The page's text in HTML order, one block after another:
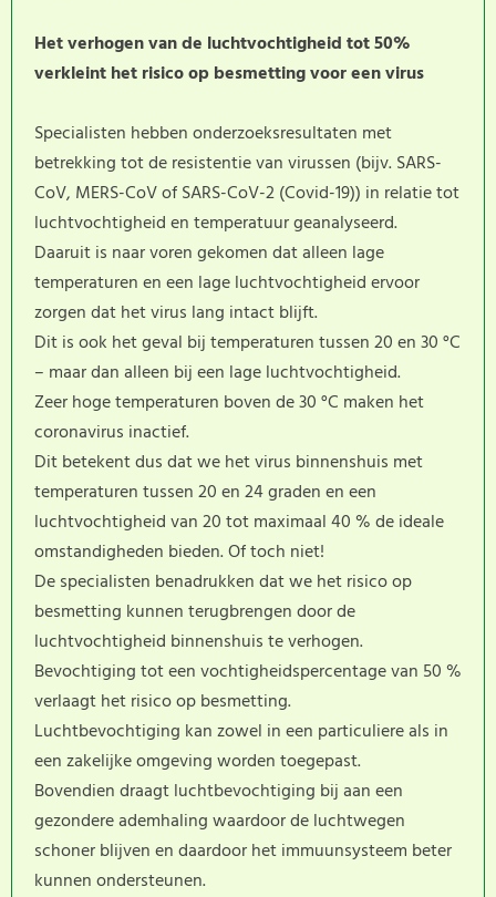
Het verhogen van de luchtvochtigheid tot 50%
verkleint het risico op besmetting voor een virus
Specialisten hebben onderzoeksresultaten met
betrekking tot de resistentie van virussen (bijv. SARS-
CoV, MERS-CoV of SARS-CoV-2 (Covid-19)) in relatie tot
luchtvochtigheid en temperatuur geanalyseerd.
Daaruit is naar voren gekomen dat alleen lage
temperaturen en een lage luchtvochtigheid ervoor
zorgen dat het virus lang intact blijft.
Dit is ook het geval bij temperaturen tussen 20 en 30 °C
– maar dan alleen bij een lage luchtvochtigheid.
Zeer hoge temperaturen boven de 30 °C maken het
coronavirus inactief.
Dit betekent dus dat we het virus binnenshuis met
temperaturen tussen 20 en 24 graden en een
luchtvochtigheid van 20 tot maximaal 40 % de ideale
omstandigheden bieden. Of toch niet!
De specialisten benadrukken dat we het risico op
besmetting kunnen terugbrengen door de
luchtvochtigheid binnenshuis te verhogen.
Bevochtiging tot een vochtigheidspercentage van 50 %
verlaagt het risico op besmetting.
Luchtbevochtiging kan zowel in een particuliere als in
een zakelijke omgeving worden toegepast.
Bovendien draagt luchtbevochtiging bij aan een
gezondere ademhaling waardoor de luchtwegen
schoner blijven en daardoor het immuunsysteem beter
kunnen ondersteunen.